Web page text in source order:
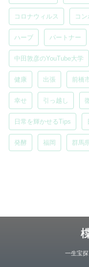
コロナウィルス コン
ハーブ パートナー
中田敦彦のYouTube大学
健康 出張 前橋
幸せ 引っ越し
日常を輝かせるTips
発酵 福岡 群馬
一生宝
Copyright© 楪